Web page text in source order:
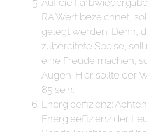
RA Wert bezeichnet,
gelegt werden. Denn,
zubereitete Speise,
eine Freude machen,
Augen. Hier sollte der
85 sein.
Energieeffizienz:
Energieeffizienz der